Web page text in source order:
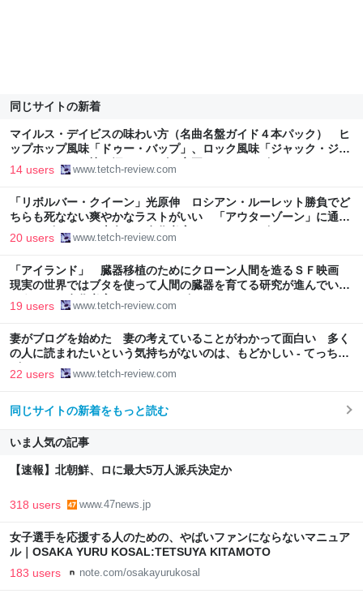
同じサイトの新着
マイルス・デイビスの味わい方（名曲名盤ガイド４本パック） ヒ
ップホップ風味「ドゥー・バップ」、ロック風味「ジャック・ジョ
ンソン」・・・懐の深いジャズの帝王 - てっちレビュー
14 users www.tetch-review.com
「リボルバー・クイーン」光原伸 ロシアン・ルーレット勝負でど
ちらも死なない爽やかなラストがいい 「アウターゾーン」に通じ
るハッピーエンド志向 （名作考察） - てっちレビュー
20 users www.tetch-review.com
「アイランド」 臓器移植のためにクローン人間を造るＳＦ映画
現実の世界ではブタを使って人間の臓器を育てる研究が進んでいる
ようだ （名作考察） - てっちレビュー
19 users www.tetch-review.com
妻がブログを始めた 妻の考えていることがわかって面白い 多く
の人に読まれたいという気持ちがないのは、もどかしい - てっちレ
ビュー
22 users www.tetch-review.com
同じサイトの新着をもっと読む
いま人気の記事
【速報】北朝鮮、ロに最大5万人派兵決定か
318 users www.47news.jp
女子選手を応援する人のための、やばいファンにならないマニュア
ル｜OSAKA YURU KOSAL:TETSUYA KITAMOTO
183 users note.com/osakayurukosal